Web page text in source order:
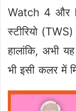
Watch 4 और
स्टीरियो
हालांकि, अभी
भी इसी कलर में